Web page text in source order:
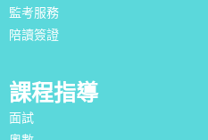
監考服務
陪讀簽證
課程指導
面試